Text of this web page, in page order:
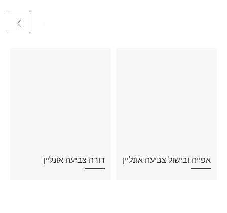
אפייה ובישול צביעה אונליין דורה צביעה אונליין